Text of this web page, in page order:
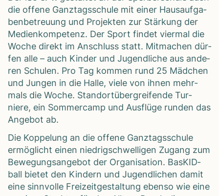
die offene Ganz­tags­schule mit einer Haus­auf­ga­
ben­be­treu­ung und Pro­jek­ten zur Stär­kung der
Medi­en­kom­pe­tenz. Der Sport fin­det vier­mal die
Woche direkt im Anschluss statt. Mit­ma­chen dür­
fen alle – auch Kin­der und Jugend­li­che aus ande­
ren Schu­len. Pro Tag kom­men rund 25 Mäd­chen
und Jun­gen in die Halle, viele von ihnen mehr­
mals die Woche. Standort­über­grei­fende Tur­
niere, ein Som­mer­camp und Aus­flüge run­den das
Ange­bot ab.
Die Kop­pe­lung an die offene Ganz­tags­schule
ermög­licht einen nied­rig­schwel­li­gen Zugang zum
Bewe­gungs­an­ge­bot der Orga­ni­sa­tion. Bas­KID­
ball bie­tet den Kin­dern und Jugend­li­chen damit
eine sinn­volle Frei­zeit­ge­stal­tung ebenso wie eine